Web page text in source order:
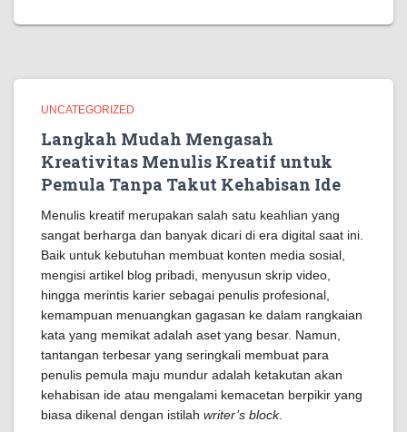
UNCATEGORIZED
Langkah Mudah Mengasah
Kreativitas Menulis Kreatif untuk
Pemula Tanpa Takut Kehabisan Ide
Menulis kreatif merupakan salah satu keahlian yang
sangat berharga dan banyak dicari di era digital saat ini.
Baik untuk kebutuhan membuat konten media sosial,
mengisi artikel blog pribadi, menyusun skrip video,
hingga merintis karier sebagai penulis profesional,
kemampuan menuangkan gagasan ke dalam rangkaian
kata yang memikat adalah aset yang besar. Namun,
tantangan terbesar yang seringkali membuat para
penulis pemula maju mundur adalah ketakutan akan
kehabisan ide atau mengalami kemacetan berpikir yang
biasa dikenal dengan istilah writer’s block.